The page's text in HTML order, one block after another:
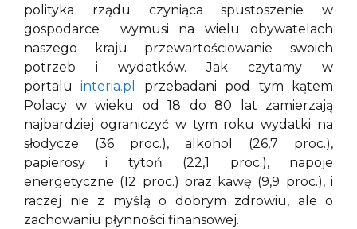
polityka rządu czyniąca spustoszenie w
gospodarce wymusi na wielu obywatelach
naszego kraju przewartościowanie swoich
potrzeb i wydatków. Jak czytamy w
portaluinteria.pl
przebadani pod tym kątem
Polacy w wieku od 18 do 80 lat zamierzają
najbardziej ograniczyć w tym roku wydatki na
słodycze (36 proc.), alkohol (26,7 proc.),
papierosy i tytoń (22,1 proc.), napoje
energetyczne (12 proc.) oraz kawę (9,9 proc.), i
raczej nie z myślą o dobrym zdrowiu, ale o
zachowaniu płynności finansowej.